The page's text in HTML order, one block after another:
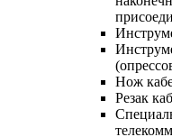
Нож
Резак